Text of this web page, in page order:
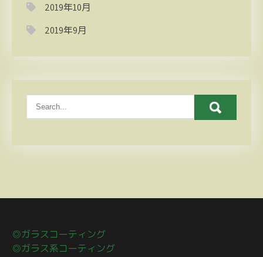
2019年10月
2019年9月
◎ガラスコーティング
◎ガラス系コーティング